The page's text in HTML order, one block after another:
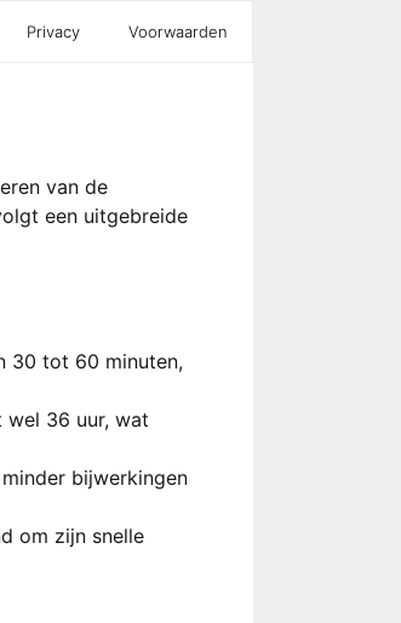
Privacy Voorwaarden
van de
een uitgebreide
30 tot 60 minuten,
36 uur, wat
bijwerkingen
om zijn snelle